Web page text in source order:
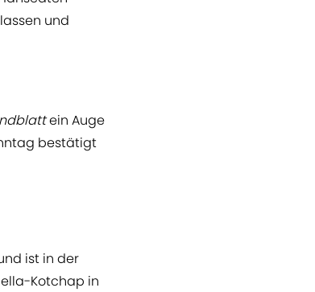
und
ein Auge
bestätigt
ist in der
Kotchap in